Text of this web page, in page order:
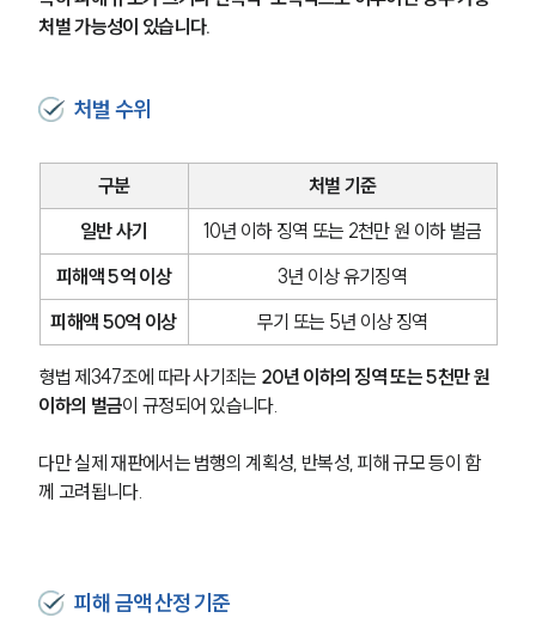
처벌 가능성이 있습니다.
처벌 수위
구분
처벌 기준
일반 사기
10년 이하 징역 또는 2천만 원 이하 벌금
피해액 5억 이상
3년 이상 유기징역
피해액 50억 이상
무기 또는 5년 이상 징역
형법 제347조에 따라 사기죄는 20년 이하의 징역 또는 5천만 원
이하의 벌금이 규정되어 있습니다.
다만 실제 재판에서는 범행의 계획성, 반복성, 피해 규모 등이 함
께 고려됩니다.
피해 금액 산정 기준